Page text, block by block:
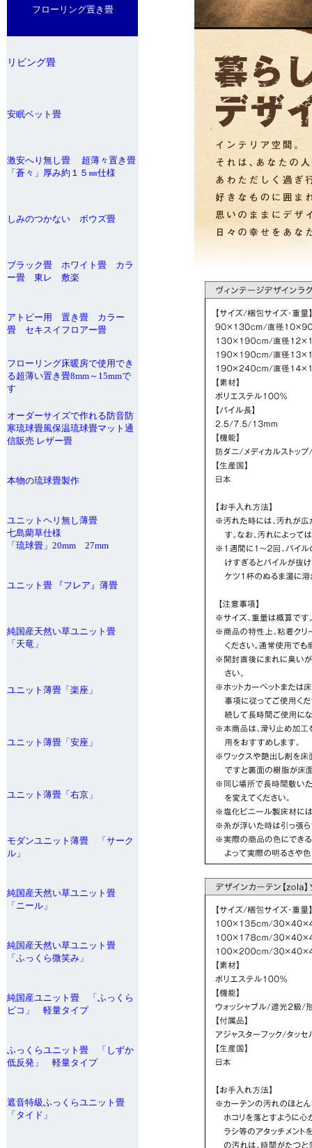
フローリング置き畳
リビング畳
安眠ベット畳
激安へり無し畳 超薄々置き畳
「蒼々」厚み約１５㎜仕様
しみのつかない ボウズ畳
ブラック畳 ホワイト畳 カラ
ー畳 東レ 敷楽
アトピー用 置き畳 カラー
畳 セキスイフロアー畳
フローリング床暖房で使用でき
る超薄い置き畳8mm～15mmで
す
オーダーサイズで作れる防音防
寒琉球畳風保温琉球畳マット通
信販売 レザー畳
本物の琉球畳製作
ユニットヘリ無し薄畳
七島藺草仕様
「琉球畳」20mm 27mm
ユニット畳 『フレア』薄畳
純国産天然い草ユニット畳
「天竜」
ユニット薄畳「楽座」
ユニット薄畳「安座」
ユニット薄畳「右京」
モダンユニット薄畳 「サーク
ル」
純国産天然い草ユニット畳
「ニール」
純国産天然い草ユニット畳
「ふっくら微笑み」
純国産ユニット畳 「ふっくら
ピコ」 軽量タイプ
ふっくらユニット畳 「しずか
低反発」 軽量タイプ
遮音特級ふっくらユニット畳
「タイド」